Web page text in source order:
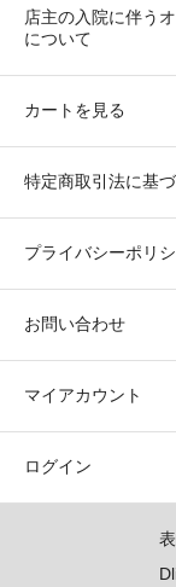
店主の入院に伴う
について
カートを見る
特定商取引法に基
プライバシーポリ
お問い合わせ
マイアカウント
ログイン